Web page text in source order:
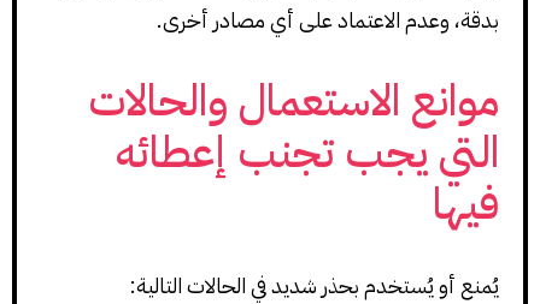
بدقة، وعدم الاعتماد على أي مصادر أخرى.
موانع الاستعمال والحالات
التي يجب تجنب إعطائه
فيها
يُمنع أو يُستخدم بحذر شديد في الحالات التالية: